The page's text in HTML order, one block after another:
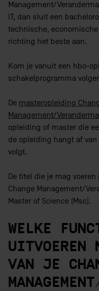
Management/
IT, dan sluit een
technische,
richting het beste aan.
Kom je vanuit een hbo-
schakelprogramma
De masteropleiding
Management/
opleiding of master die
de opleiding hangt af
volgt.
De titel die je mag
Change Management/
Master of Science (Msc).
WELKE
UITVOEREN
VAN JE